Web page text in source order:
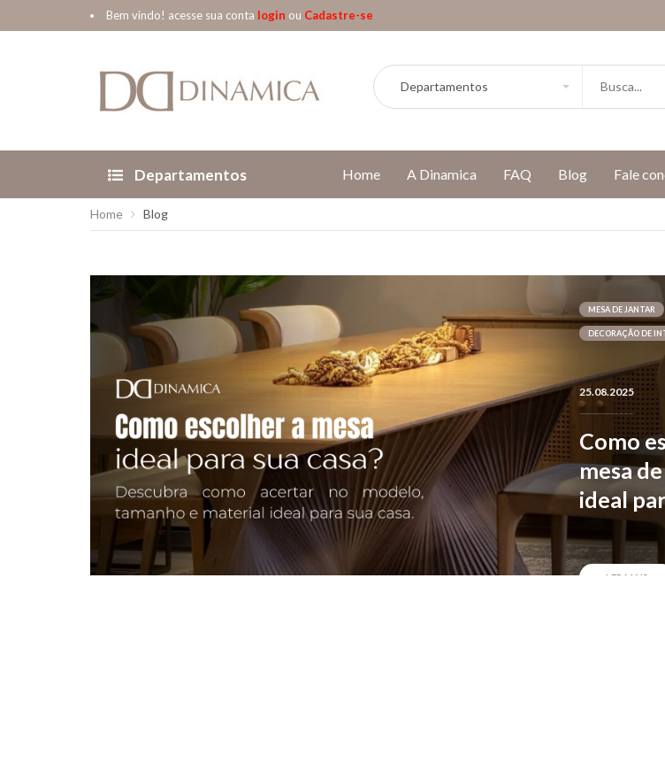
Bem vindo! acesse sua conta login ou Cadastre-se
Departamentos Home A Dinamica FAQ Blog Fale
Home Blog
MESA DE JANTAR
DECORAÇÃO DE
25.08.2025
Como
mesa
ideal
LER MAIS